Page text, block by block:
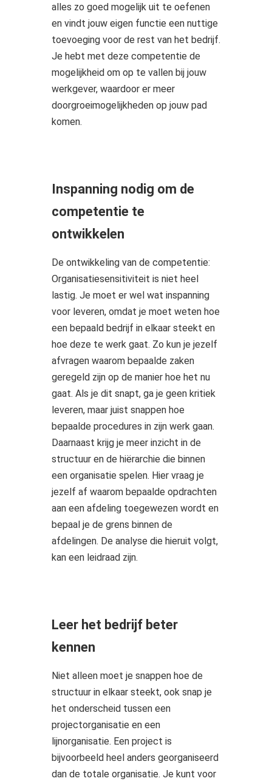
alles zo goed mogelijk uit te oefenen
en vindt jouw eigen functie een nuttige
toevoeging voor de rest van het bedrijf.
Je hebt met deze competentie de
mogelijkheid om op te vallen bij jouw
werkgever, waardoor er meer
doorgroeimogelijkheden op jouw pad
komen.
Inspanning nodig om de
competentie te
ontwikkelen
De ontwikkeling van de competentie:
Organisatiesensitiviteit is niet heel
lastig. Je moet er wel wat inspanning
voor leveren, omdat je moet weten hoe
een bepaald bedrijf in elkaar steekt en
hoe deze te werk gaat. Zo kun je jezelf
afvragen waarom bepaalde zaken
geregeld zijn op de manier hoe het nu
gaat. Als je dit snapt, ga je geen kritiek
leveren, maar juist snappen hoe
bepaalde procedures in zijn werk gaan.
Daarnaast krijg je meer inzicht in de
structuur en de hiërarchie die binnen
een organisatie spelen. Hier vraag je
jezelf af waarom bepaalde opdrachten
aan een afdeling toegewezen wordt en
bepaal je de grens binnen de
afdelingen. De analyse die hieruit volgt,
kan een leidraad zijn.
Leer het bedrijf beter
kennen
Niet alleen moet je snappen hoe de
structuur in elkaar steekt, ook snap je
het onderscheid tussen een
projectorganisatie en een
lijnorganisatie. Een project is
bijvoorbeeld heel anders georganiseerd
dan de totale organisatie. Je kunt voor